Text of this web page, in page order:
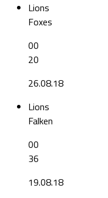
Lions
Foxes
00
20
26.08.18
Lions
Falken
00
36
19.08.18